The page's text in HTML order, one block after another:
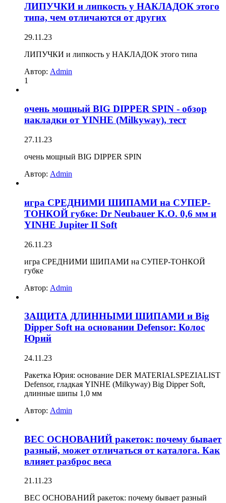
ЛИПУЧКИ и липкость у НАКЛАДОК этого
типа, чем отличаются от других
29.11.23
ЛИПУЧКИ и липкость у НАКЛАДОК этого типа
Автор: Admin
1
очень мощный BIG DIPPER SPIN - обзор
накладки от YINHE (Milkyway), тест
27.11.23
очень мощный BIG DIPPER SPIN
Автор: Admin
игра СРЕДНИМИ ШИПАМИ на СУПЕР-
ТОНКОЙ губке: Dr Neubauer K.O. 0,6 мм и
YINHE Jupiter II Soft
26.11.23
игра СРЕДНИМИ ШИПАМИ на СУПЕР-ТОНКОЙ
губке
Автор: Admin
ЗАЩИТА ДЛИННЫМИ ШИПАМИ и Big
Dipper Soft на основании Defensor: Колос
Юрий
24.11.23
Ракетка Юрия: основание DER MATERIALSPEZIALIST
Defensor, гладкая YINHE (Milkyway) Big Dipper Soft,
длинные шипы 1,0 мм
Автор: Admin
ВЕС ОСНОВАНИЙ ракеток: почему бывает
разный, может отличаться от каталога. Как
влияет разброс веса
21.11.23
ВЕС ОСНОВАНИЙ ракеток: почему бывает разный